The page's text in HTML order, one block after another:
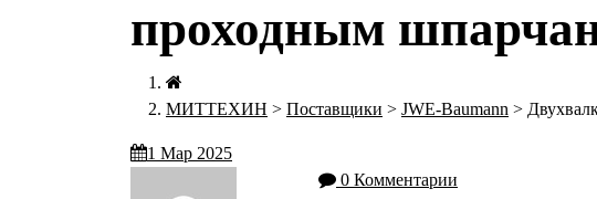
проходным
МИТТЕХИН > Поставщики > JWE-Baumann >
1 Мар 2025
0 Комментарии